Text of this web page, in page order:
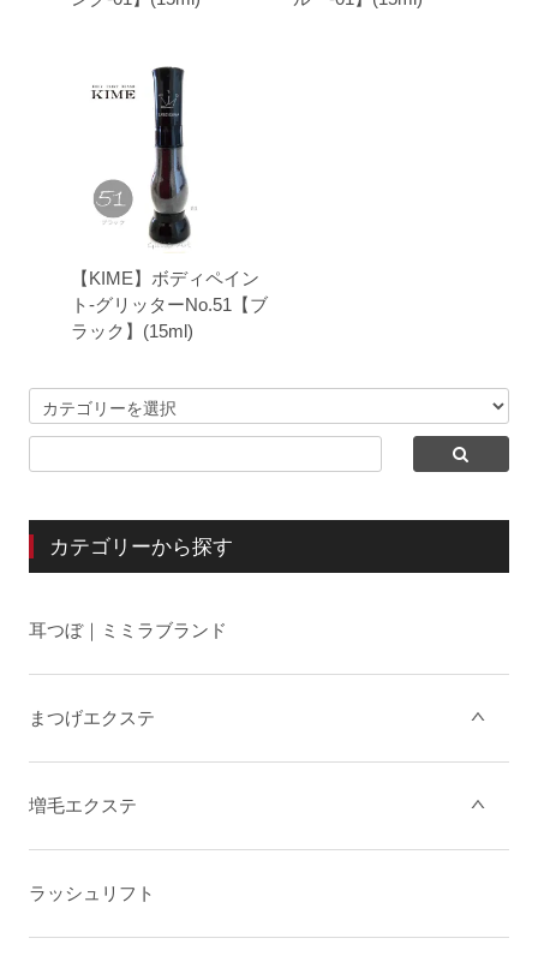
【KIME】ボディペイン
ト-グリッターNo.51【ブ
ラック】(15ml)
カテゴリーから探す
耳つぼ｜ミミラブランド
まつげエクステ
増毛エクステ
ラッシュリフト